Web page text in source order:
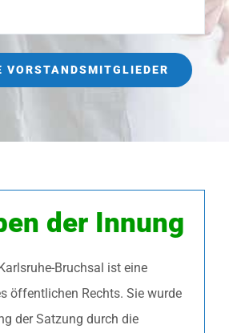
VORSTANDSMITGLIEDER
der Innung
Bruchsal ist eine
öffentlichen Rechts. Sie wurde
der Satzung durch die